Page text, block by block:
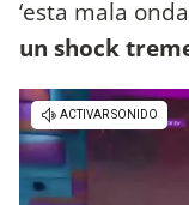
‘esta mala
un shock